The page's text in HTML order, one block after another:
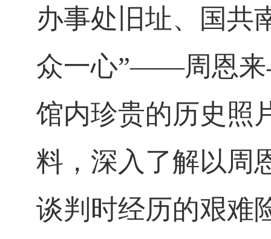
办事处旧址、国共
众一心”——周恩来
馆内珍贵的历史照
料，深入了解以周
谈判时经历的艰难